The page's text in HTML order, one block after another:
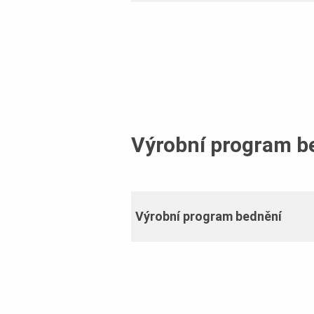
Výrobní program
Výrobní program bednění